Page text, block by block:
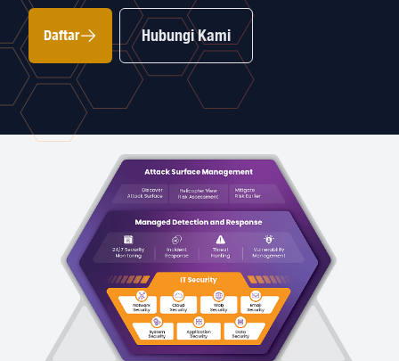
Daftar Hubungi Kami